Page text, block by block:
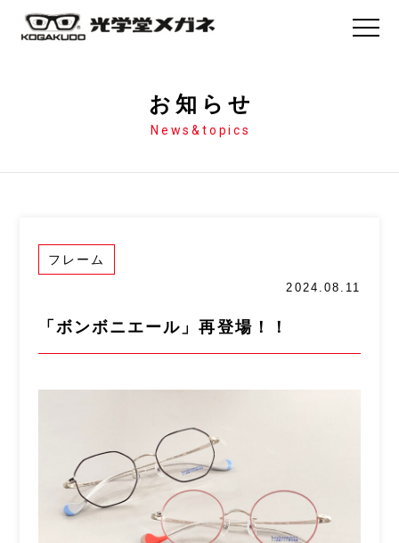
お知らせ
News&topics
フレーム
2024.08.11
「ボンボニエール」再登場！！